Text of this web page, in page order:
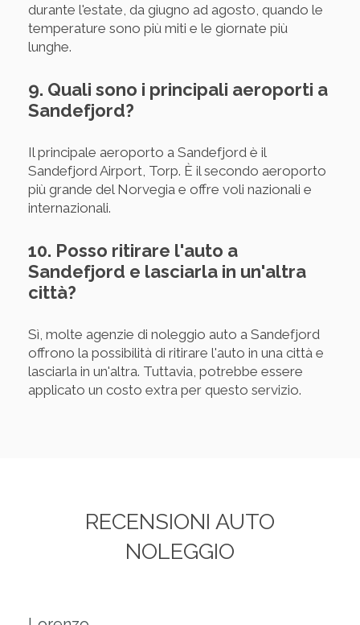
durante l'estate, da giugno ad agosto, quando le
temperature sono più miti e le giornate più
lunghe.
9. Quali sono i principali aeroporti a
Sandefjord?
Il principale aeroporto a Sandefjord è il
Sandefjord Airport, Torp. È il secondo aeroporto
più grande del Norvegia e offre voli nazionali e
internazionali.
10. Posso ritirare l'auto a
Sandefjord e lasciarla in un'altra
città?
Sì, molte agenzie di noleggio auto a Sandefjord
offrono la possibilità di ritirare l'auto in una città e
lasciarla in un'altra. Tuttavia, potrebbe essere
applicato un costo extra per questo servizio.
RECENSIONI AUTO
NOLEGGIO